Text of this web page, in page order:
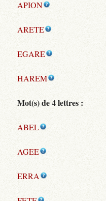
APION
ARETE
EGARE
HAREM
Mot(s) de 4 lettres :
ABEL
AGEE
ERRA